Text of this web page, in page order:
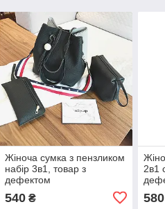
Жіноча сумка з пензликом
набір 3в1, товар з
дефектом
540₴
2в1
580